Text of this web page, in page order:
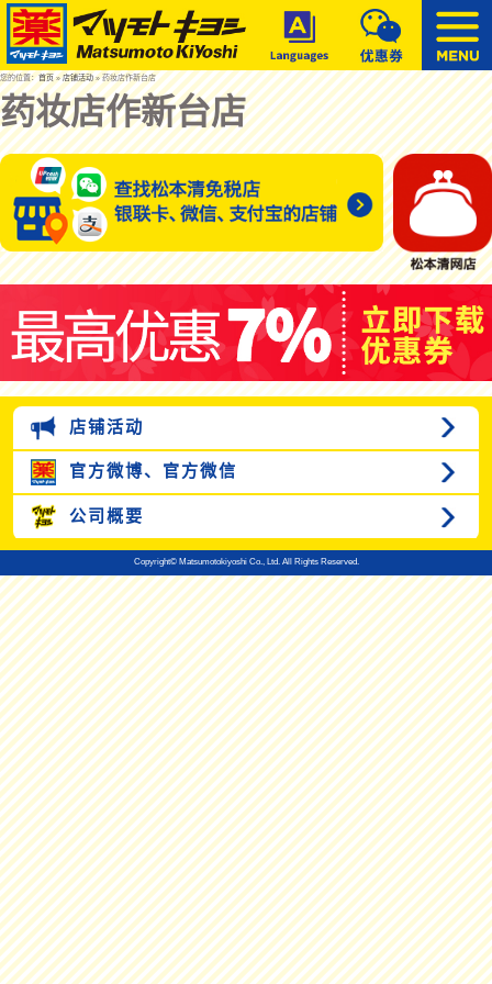
您的位置：首页»店铺活动» 药妆店作新台店
药妆店作新台店
店铺活动
官方微博、 官方微信
公司概要
Copyright© Matsumotokiyoshi Co., Ltd. All Rights Reserved.